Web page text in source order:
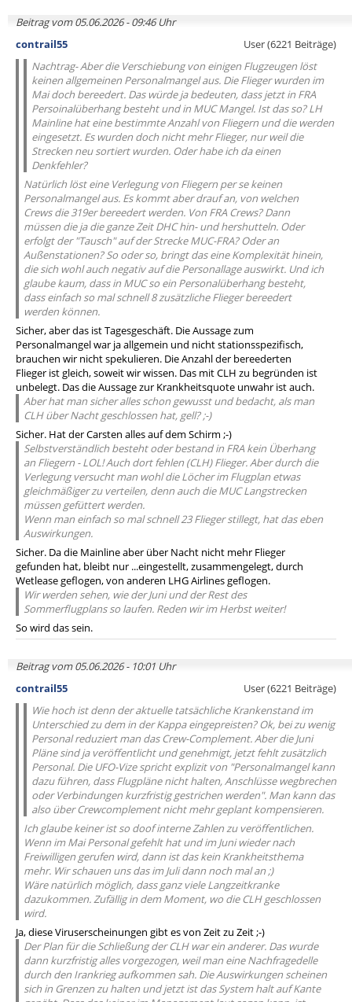
Beitrag vom 05.06.2026 - 09:46 Uhr
contrail55
User (6221 Beiträge)
Nachtrag- Aber die Verschiebung von einigen Flugzeugen löst
keinen allgemeinen Personalmangel aus. Die Flieger wurden im
Mai doch bereedert. Das würde ja bedeuten, dass jetzt in FRA
Persoinalüberhang besteht und in MUC Mangel. Ist das so? LH
Mainline hat eine bestimmte Anzahl von Fliegern und die werden
eingesetzt. Es wurden doch nicht mehr Flieger, nur weil die
Strecken neu sortiert wurden. Oder habe ich da einen
Denkfehler?
Natürlich löst eine Verlegung von Fliegern per se keinen
Personalmangel aus. Es kommt aber drauf an, von welchen
Crews die 319er bereedert werden. Von FRA Crews? Dann
müssen die ja die ganze Zeit DHC hin- und hershutteln. Oder
erfolgt der "Tausch" auf der Strecke MUC-FRA? Oder an
Außenstationen? So oder so, bringt das eine Komplexität hinein,
die sich wohl auch negativ auf die Personallage auswirkt. Und ich
glaube kaum, dass in MUC so ein Personalüberhang besteht,
dass einfach so mal schnell 8 zusätzliche Flieger bereedert
werden können.
Sicher, aber das ist Tagesgeschäft. Die Aussage zum
Personalmangel war ja allgemein und nicht stationsspezifisch,
brauchen wir nicht spekulieren. Die Anzahl der bereederten
Flieger ist gleich, soweit wir wissen. Das mit CLH zu begründen ist
unbelegt. Das die Aussage zur Krankheitsquote unwahr ist auch.
Aber hat man sicher alles schon gewusst und bedacht, als man
CLH über Nacht geschlossen hat, gell? ;-)
Sicher. Hat der Carsten alles auf dem Schirm ;-)
Selbstverständlich besteht oder bestand in FRA kein Überhang
an Fliegern - LOL! Auch dort fehlen (CLH) Flieger. Aber durch die
Verlegung versucht man wohl die Löcher im Flugplan etwas
gleichmäßiger zu verteilen, denn auch die MUC Langstrecken
müssen gefüttert werden.
Wenn man einfach so mal schnell 23 Flieger stillegt, hat das eben
Auswirkungen.
Sicher. Da die Mainline aber über Nacht nicht mehr Flieger
gefunden hat, bleibt nur ...eingestellt, zusammengelegt, durch
Wetlease geflogen, von anderen LHG Airlines geflogen.
Wir werden sehen, wie der Juni und der Rest des
Sommerflugplans so laufen. Reden wir im Herbst weiter!
So wird das sein.
Beitrag vom 05.06.2026 - 10:01 Uhr
contrail55
User (6221 Beiträge)
Wie hoch ist denn der aktuelle tatsächliche Krankenstand im
Unterschied zu dem in der Kappa eingepreisten? Ok, bei zu wenig
Personal reduziert man das Crew-Complement. Aber die Juni
Pläne sind ja veröffentlicht und genehmigt, jetzt fehlt zusätzlich
Personal. Die UFO-Vize spricht explizit von "Personalmangel kann
dazu führen, dass Flugpläne nicht halten, Anschlüsse wegbrechen
oder Verbindungen kurzfristig gestrichen werden". Man kann das
also über Crewcomplement nicht mehr geplant kompensieren.
Ich glaube keiner ist so doof interne Zahlen zu veröffentlichen.
Wenn im Mai Personal gefehlt hat und im Juni wieder nach
Freiwilligen gerufen wird, dann ist das kein Krankheitsthema
mehr. Wir schauen uns das im Juli dann noch mal an ;)
Wäre natürlich möglich, dass ganz viele Langzeitkranke
dazukommen. Zufällig in dem Moment, wo die CLH geschlossen
wird.
Ja, diese Viruserscheinungen gibt es von Zeit zu Zeit ;-)
Der Plan für die Schließung der CLH war ein anderer. Das wurde
dann kurzfristig alles vorgezogen, weil man eine Nachfragedelle
durch den Irankrieg aufkommen sah. Die Auswirkungen scheinen
sich in Grenzen zu halten und jetzt ist das System halt auf Kante